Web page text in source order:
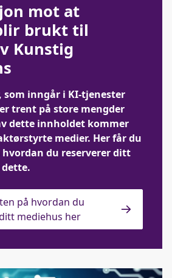
mot at
brukt til
Kunstig
som inngår i KI-tjenester
trent på store mengder
dette innholdet kommer
medier. Her får du
du reserverer ditt
på hvordan du
mediehus her